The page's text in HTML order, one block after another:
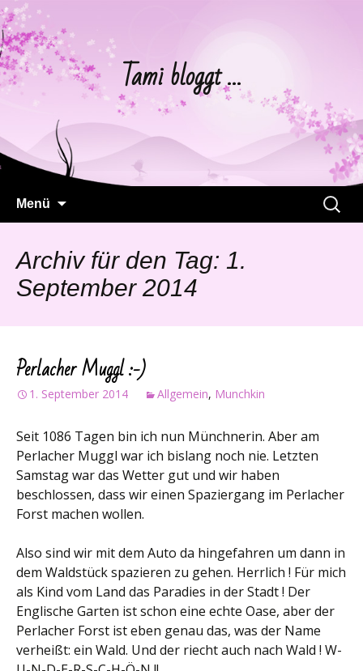
Tami bloggt …
Menü
Suchen
nach:
Archiv für den Tag: 1.
September 2014
Perlacher Muggl :-)
1. September 2014 Allgemein, Munchkin
Seit 1086 Tagen bin ich nun Münchnerin. Aber am
Perlacher Muggl war ich bislang noch nie. Letzten
Samstag war das Wetter gut und wir haben
beschlossen, dass wir einen Spaziergang im Perlacher
Forst machen wollen.
Also sind wir mit dem Auto da hingefahren um dann in
dem Waldstück spazieren zu gehen. Herrlich ! Für mich
als Kind vom Land das Paradies in der Stadt ! Der
Englische Garten ist schon eine echte Oase, aber der
Perlacher Forst ist eben genau das, was der Name
verheißt: ein Wald. Und der riecht auch nach Wald ! W-